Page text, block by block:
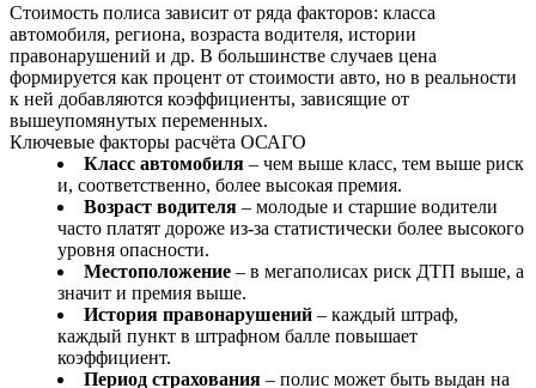
Стоимость полиса зависит от ряда факторов: класса
автомобиля, региона, возраста водителя, истории
правонарушений и др. В большинстве случаев цена
формируется как процент от стоимости авто, но в реальности
к ней добавляются коэффициенты, зависящие от
вышеупомянутых переменных.
Ключевые факторы расчёта ОСАГО
Класс автомобиля – чем выше класс, тем выше риск
и, соответственно, более высокая премия.
Возраст водителя – молодые и старшие водители
часто платят дороже из‑за статистически более высокого
уровня опасности.
Местоположение – в мегаполисах риск ДТП выше, а
значит и премия выше.
История правонарушений – каждый штраф,
каждый пункт в штрафном балле повышает
коэффициент.
Период страхования – полис может быть выдан на